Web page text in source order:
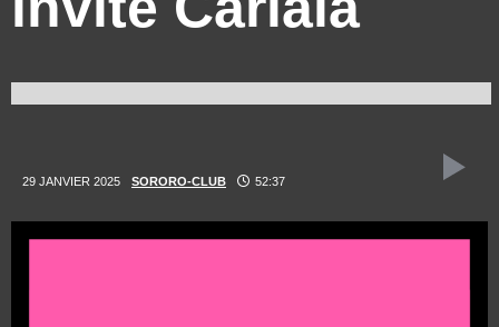
29 JANVIER 2025 SORORO-CLUB 52:37